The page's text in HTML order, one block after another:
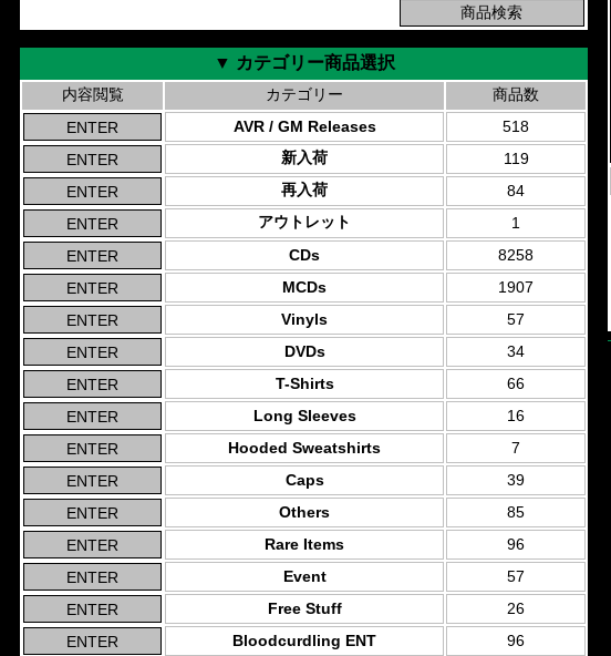
▼ カテゴリー商品選択
内容閲覧 カテゴリー
商品数
AVR / GM Releases
518
新入荷
119
再入荷
84
アウトレット
1
CDs
8258
MCDs
1907
Vinyls
57
DVDs
34
T-Shirts
66
Long Sleeves
16
Hooded Sweatshirts
7
Caps
39
Others
85
Rare Items
96
Event
57
Free Stuff
26
Bloodcurdling ENT
96